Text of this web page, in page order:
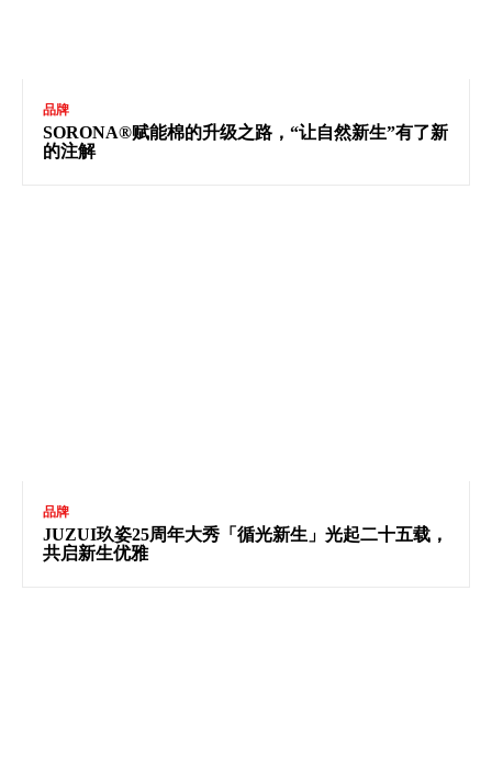
品牌
SORONA®赋能棉的升级之路，“让自然新生”有了新
的注解
品牌
JUZUI玖姿25周年大秀「循光新生」光起二十五载，
共启新生优雅